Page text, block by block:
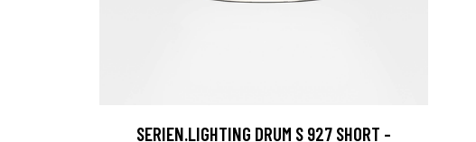
SERIEN.LIGHTING DRUM S 927 SHORT -